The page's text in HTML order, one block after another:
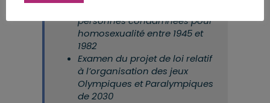
personnes condamnées pour
homosexualité entre 1945 et
1982
Examen du projet de loi relatif
à l’organisation des jeux
Olympiques et Paralympiques
de 2030